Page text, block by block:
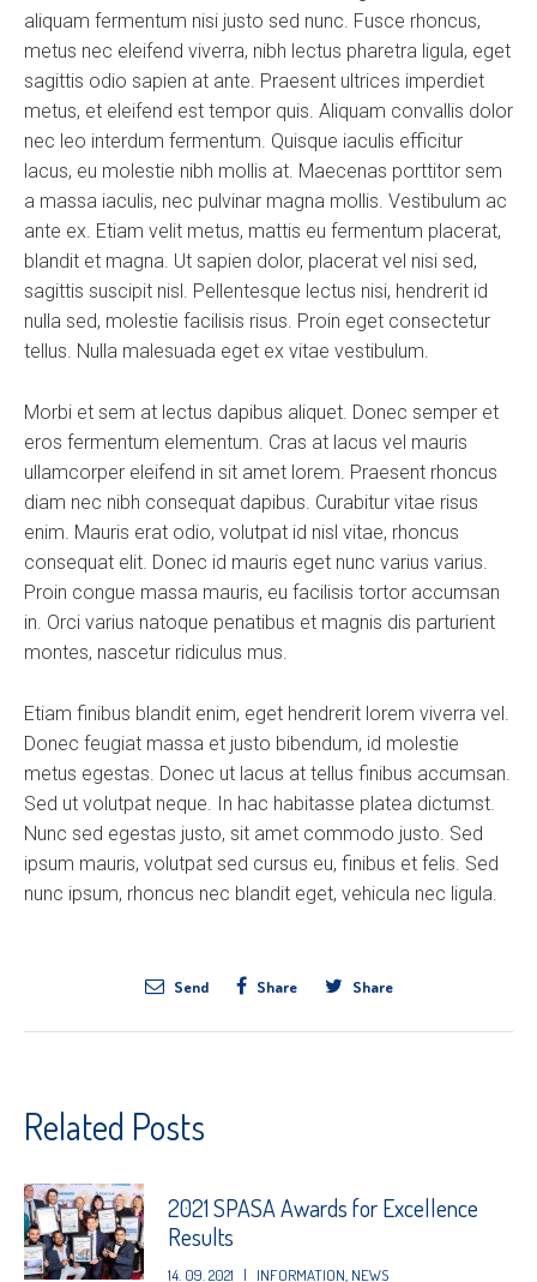
aliquam fermentum nisi justo sed nunc. Fusce rhoncus,
metus nec eleifend viverra, nibh lectus pharetra ligula, eget
sagittis odio sapien at ante. Praesent ultrices imperdiet
metus, et eleifend est tempor quis. Aliquam convallis dolor
nec leo interdum fermentum. Quisque iaculis efficitur
lacus, eu molestie nibh mollis at. Maecenas porttitor sem
a massa iaculis, nec pulvinar magna mollis. Vestibulum ac
ante ex. Etiam velit metus, mattis eu fermentum placerat,
blandit et magna. Ut sapien dolor, placerat vel nisi sed,
sagittis suscipit nisl. Pellentesque lectus nisi, hendrerit id
nulla sed, molestie facilisis risus. Proin eget consectetur
tellus. Nulla malesuada eget ex vitae vestibulum.
Morbi et sem at lectus dapibus aliquet. Donec semper et
eros fermentum elementum. Cras at lacus vel mauris
ullamcorper eleifend in sit amet lorem. Praesent rhoncus
diam nec nibh consequat dapibus. Curabitur vitae risus
enim. Mauris erat odio, volutpat id nisl vitae, rhoncus
consequat elit. Donec id mauris eget nunc varius varius.
Proin congue massa mauris, eu facilisis tortor accumsan
in. Orci varius natoque penatibus et magnis dis parturient
montes, nascetur ridiculus mus.
Etiam finibus blandit enim, eget hendrerit lorem viverra vel.
Donec feugiat massa et justo bibendum, id molestie
metus egestas. Donec ut lacus at tellus finibus accumsan.
Sed ut volutpat neque. In hac habitasse platea dictumst.
Nunc sed egestas justo, sit amet commodo justo. Sed
ipsum mauris, volutpat sed cursus eu, finibus et felis. Sed
nunc ipsum, rhoncus nec blandit eget, vehicula nec ligula.
Send Share Share
Related Posts
2021 SPASA Awards for Excellence
Results
14. 09. 2021 | INFORMATION NEWS